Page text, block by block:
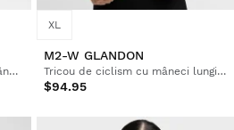
Tricou termic de ciclism cu mânecă lungă pentru femei
XL
M2-W GLANDON
Tricou de ciclism cu mâneci lungi pentru femei
$94.95